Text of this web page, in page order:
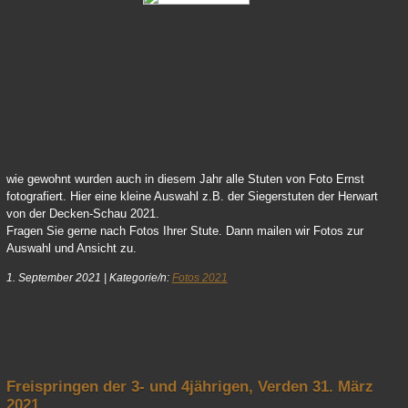
64 Vicky 01
wie gewohnt wurden auch in diesem Jahr alle Stuten von Foto Ernst
fotografiert. Hier eine kleine Auswahl z.B. der Siegerstuten der Herwart
von der Decken-Schau 2021.
Fragen Sie gerne nach Fotos Ihrer Stute. Dann mailen wir Fotos zur
Auswahl und Ansicht zu.
1. September 2021 Kategorie/n: Fotos 2021
Freispringen der 3- und 4jährigen, Verden 31. März